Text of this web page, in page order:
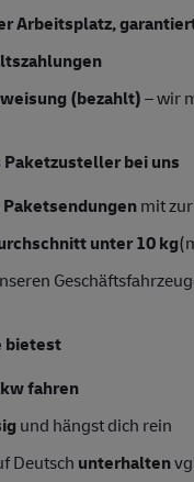
Arbeitsplatz,
(bezahlt)– wir
Paketzusteller bei uns
Paketsendungenmit
unter 10 kg
bietest
fahren
und hängst dich rein
Deutsch unterhalten